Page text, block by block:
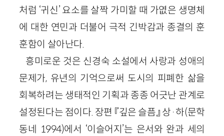
처럼 ‘귀신’ 요소를 살짝 가미할 때 가엾은 생명체
에 대한 연민과 더불어 극적 긴박감과 종결의 훈
훈함이 살아난다.
흥미로운 것은 신경숙 소설에서 사랑과 성애의
문제가, 유년의 기억으로써 도시의 피폐한 삶을
회복하려는 생태적인 기획과 종종 어긋난 관계로
설정된다는 점이다. 장편 『깊은 슬픔』 상·하(문학
동네 1994)에서 ‘이슬어지’는 은서와 완과 세의